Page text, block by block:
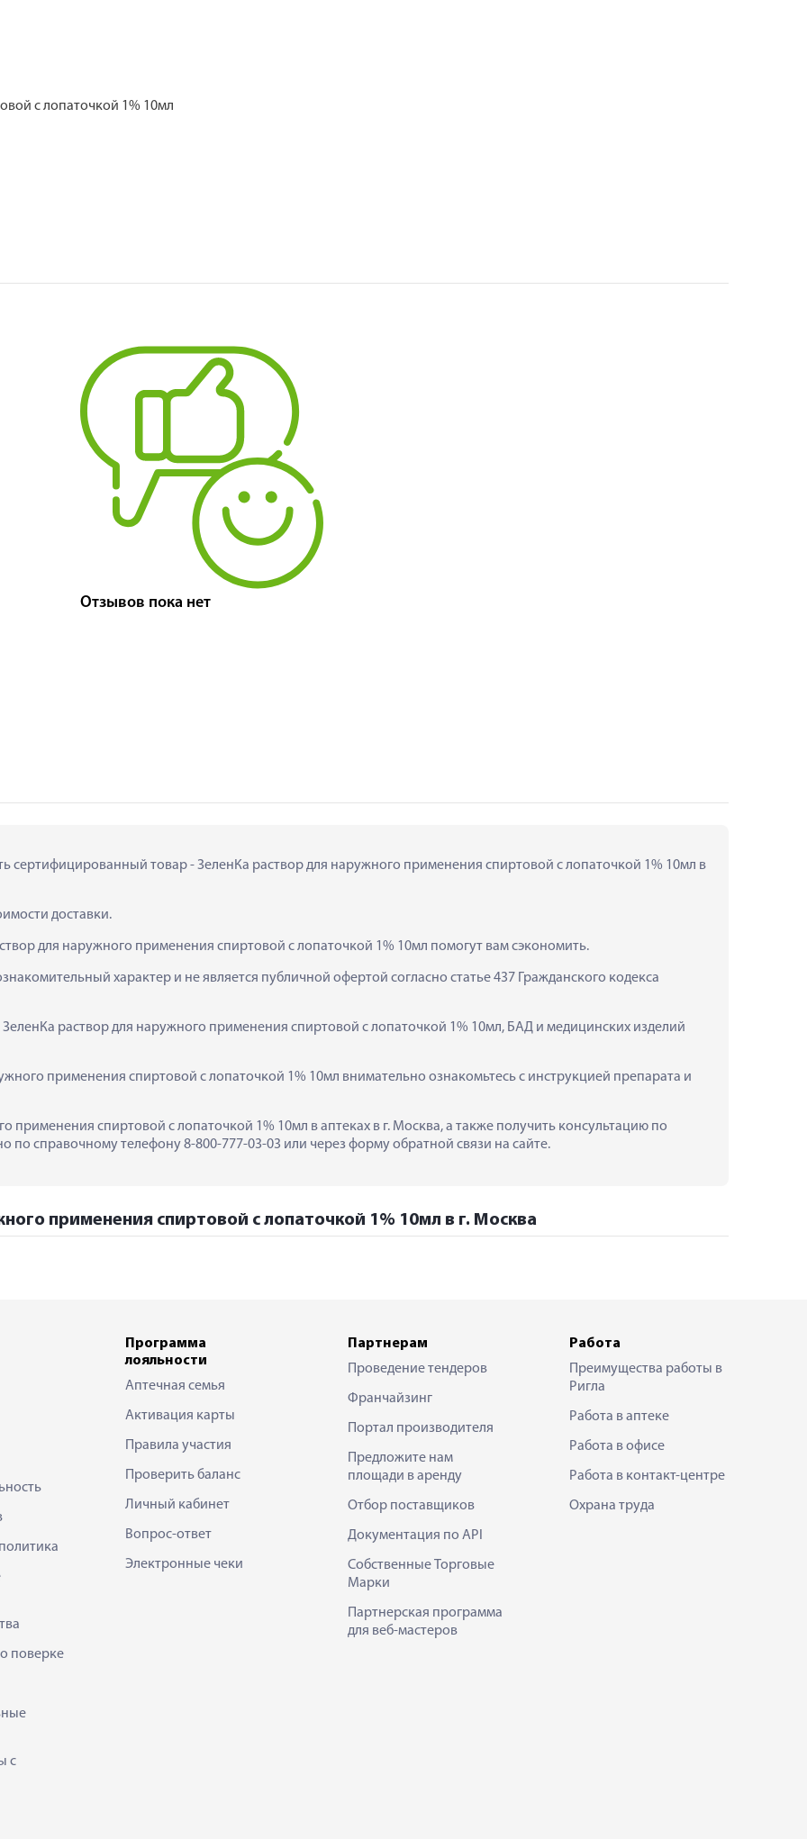
с лопаточкой 1% 10мл
Отзывов пока нет
сертифицированный товар - ЗеленКа раствор для наружного применения спиртовой с лопаточкой 1% 10мл в
доставки.
для наружного применения спиртовой с лопаточкой 1% 10мл помогут вам сэкономить.
характер и не является публичной офертой согласно статье 437 Гражданского кодекса
раствор для наружного применения спиртовой с лопаточкой 1% 10мл, БАД и медицинских изделий
применения спиртовой с лопаточкой 1% 10мл внимательно ознакомьтесь с инструкцией препарата и
применения спиртовой с лопаточкой 1% 10мл в аптеках в г. Москва, а также получить консультацию по
справочному телефону 8-800-777-03-03 или через форму обратной связи на сайте.
применения спиртовой с лопаточкой 1% 10мл в г. Москва
поверке
с
Программа
лояльности
Аптечная семья
Активация карты
Правила участия
Проверить баланс
Личный кабинет
Вопрос-ответ
Электронные чеки
Партнерам
Проведение тендеров
Франчайзинг
Портал производителя
Предложите нам
площади в аренду
Отбор поставщиков
Документация по API
Собственные Торговые
Марки
Партнерская программа
для веб-мастеров
Работа
Преимущества работы в
Ригла
Работа в аптеке
Работа в офисе
Работа в контакт-центре
Охрана труда